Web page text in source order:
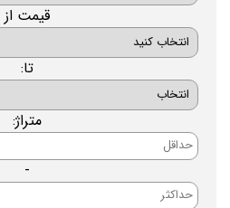
قیمت از
تا:
متراژ:
-